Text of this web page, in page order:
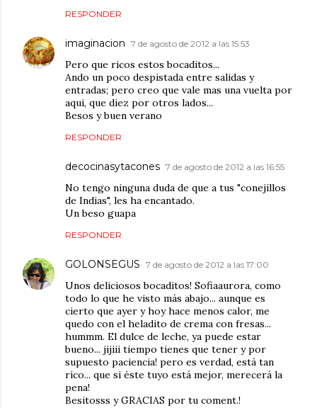
RESPONDER
imaginacion 7 de agosto de 2012 a las 15:53
Pero que ricos estos bocaditos...
Ando un poco despistada entre salidas y
entradas; pero creo que vale mas una vuelta por
aqui, que diez por otros lados...
Besos y buen verano
RESPONDER
decocinasytacones 7 de agosto de 2012 a las 16:55
No tengo ninguna duda de que a tus "conejillos
de Indias", les ha encantado.
Un beso guapa
RESPONDER
GOLONSEGUS 7 de agosto de 2012 a las 17:00
Unos deliciosos bocaditos! Sofiaaurora, como
todo lo que he visto más abajo... aunque es
cierto que ayer y hoy hace menos calor, me
quedo con el heladito de crema con fresas...
hummm. El dulce de leche, ya puede estar
bueno... jijiii tiempo tienes que tener y por
supuesto paciencia! pero es verdad, está tan
ríco... que si éste tuyo está mejor, merecerá la
pena!
Besitosss y GRACIAS por tu coment.!